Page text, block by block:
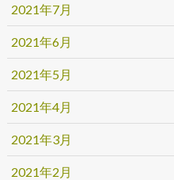
2021年7月
2021年6月
2021年5月
2021年4月
2021年3月
2021年2月